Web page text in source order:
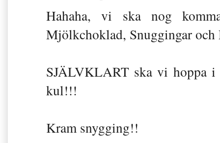
Hahaha, vi ska nog
Mjölkchoklad, Snuggingar
SJÄLVKLART ska vi hoppa i
kul!!!
Kram snygging!!